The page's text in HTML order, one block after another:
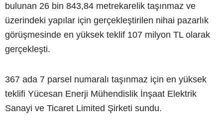
bulunan 26 bin 843,84 metrekarelik taşınmaz ve
üzerindeki yapılar için gerçekleştirilen nihai pazarlık
görüşmesinde en yüksek teklif 107 milyon TL olarak
gerçekleşti.
367 ada 7 parsel numaralı taşınmaz için en yüksek
teklifi Yücesan Enerji Mühendislik İnşaat Elektrik
Sanayi ve Ticaret Limited Şirketi sundu.